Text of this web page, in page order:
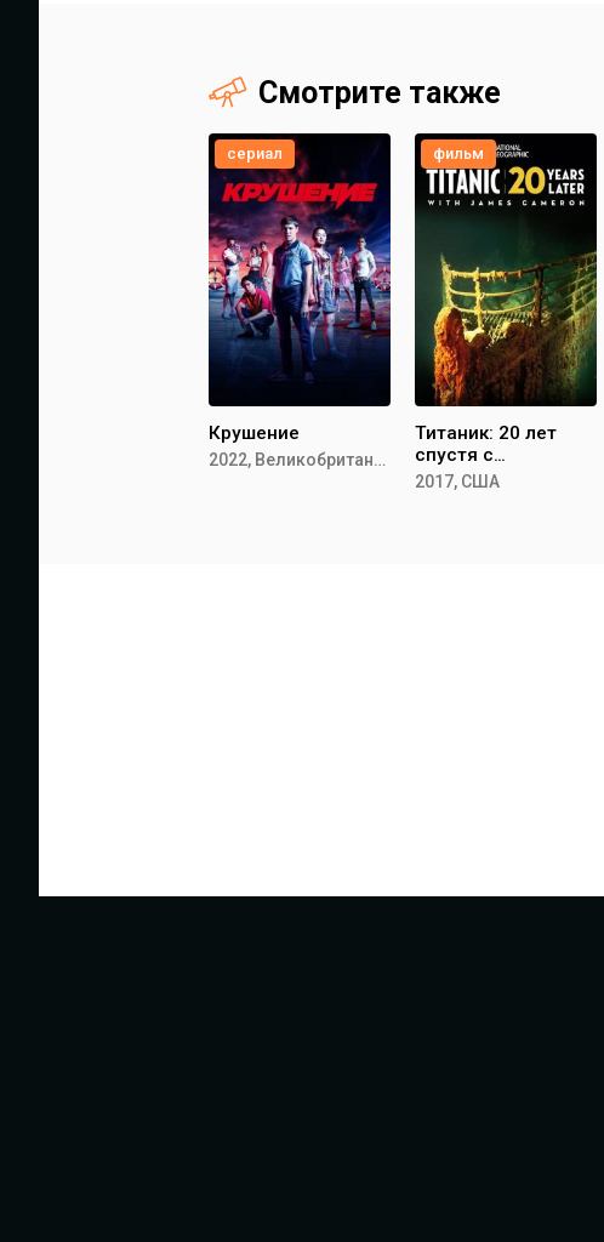
Смотрите также
сериал
Крушение
2022, Великобритания
фильм
Титаник: 20 лет
спустя с
Джеймсом
2017, США